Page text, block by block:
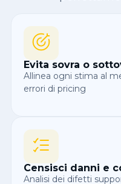
Evita sovra o
Allinea ogni stima al
errori di pricing
Censisci danni e
Analisi dei difetti